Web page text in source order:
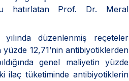
hatırlatan Prof. Dr. Meral
düzenlenmiş reçeteler
12,71’nin antibiyotiklerden
genel maliyetin yüzde
ilaç tüketiminde antibiyotiklerin